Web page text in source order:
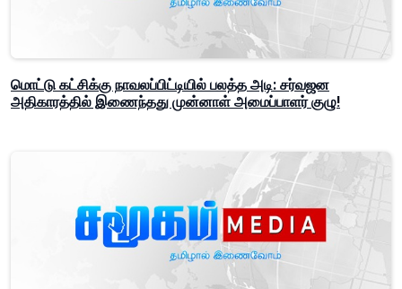
மொட்டு கட்சிக்கு நாவலப்பிட்டியில் பலத்த அடி: சர்வஜன
அதிகாரத்தில் இணைந்தது முன்னாள் அமைப்பாளர் குழு!